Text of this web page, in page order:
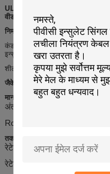
UL2725 डबल शील्ड कंप्यूटर केबल,
वीडब्ल्यू -1
निर्माण
कंडक्टर: ठोस या फंसे हुए, tinned या नंगे
इन्सुलेशन: पीवीसी, पीई, पीपी,
शील्ड या ब्राइड: नंगे या टिनड तांबे की
जैकेट
: पीवीसी
मानक
अंतर्राष्ट्रीय: यूएल 758, उल
RoHS, पहुंच अनुपालन,
तकनीकी डेटा
रेटेड वोल्टेज: 30 वी
रेटेड तापमान: -40